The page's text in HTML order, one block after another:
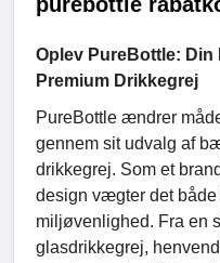
Oplev PureBottle:
Premium Drikkegrej
PureBottle ændrer
gennem sit udvalg af
drikkegrej. Som et
design vægter det både
miljøvenlighed. Fra en
glasdrikkegrej,